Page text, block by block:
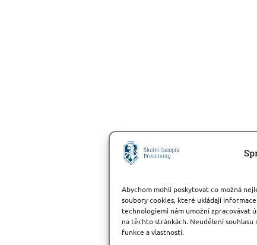
Abychom mohli poskytovat co možná
soubory cookies, které ukládají
technologiemi nám umožní zpracovávat
na těchto stránkách. Neudělení
funkce a vlastnosti.